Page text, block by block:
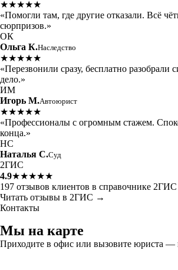
★★★★★
«Помогли там, где другие отказали. Всё
сюрпризов.»
ОК
Ольга К.Наследство
★★★★★
«Перезвонили сразу, бесплатно
дело.»
ИМ
Игорь М.Автоюрист
★★★★★
«Профессионалы с огромным стажем.
конца.»
НС
Наталья С.Суд
2ГИС
4.9★★★★★
197 отзывов клиентов в справочнике 2ГИС
Читать отзывы в 2ГИС →
Контакты
Мы на карте
Приходите в офис или вызовите юриста —